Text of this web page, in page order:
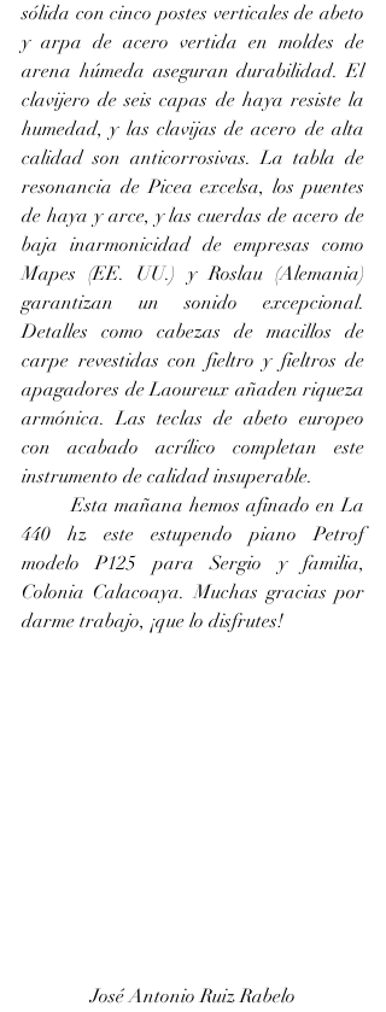
sólida con cinco postes verticales de abeto
y arpa de acero vertida en moldes de
arena húmeda aseguran durabilidad. El
clavijero de seis capas de haya resiste la
humedad, y las clavijas de acero de alta
calidad son anticorrosivas. La tabla de
resonancia de Picea excelsa, los puentes
de haya y arce, y las cuerdas de acero de
baja inarmonicidad de empresas como
Mapes (EE. UU.) y Roslau (Alemania)
garantizan un sonido excepcional.
Detalles como cabezas de macillos de
carpe revestidas con fieltro y fieltros de
apagadores de Laoureux añaden riqueza
armónica. Las teclas de abeto europeo
con acabado acrílico completan este
instrumento de calidad insuperable.
	Esta mañana hemos afinado en La
440 hz este estupendo piano Petrof
modelo P125 para Sergio y familia,
Colonia Calacoaya. Muchas gracias por
darme trabajo, ¡que lo disfrutes!
José Antonio Ruiz Rabelo